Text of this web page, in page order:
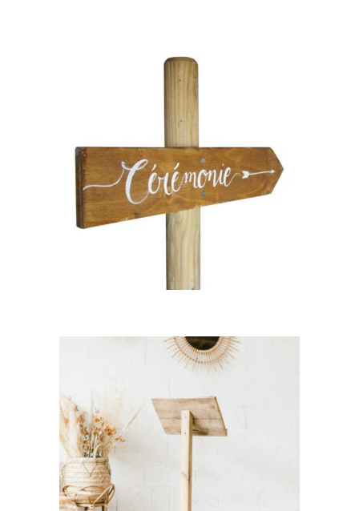
Panneau Signalétique
Antonin – Cérémonie
12,00
Pupitre Bois « Rustic »
37,00€